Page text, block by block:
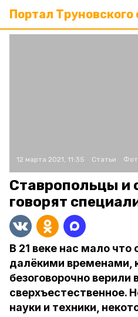
Портал Труновского
12 марта 2021, 11:35 Статьи
Ставропольцы и
говорят
В 21 веке нас мало что
далёкими временами,
безоговорочно верили
сверхъестественное.
науки и техники,